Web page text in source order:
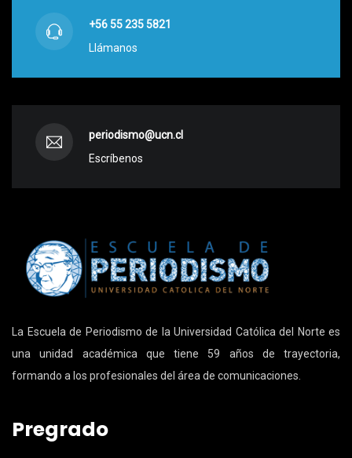
+56 55 235 5821
Llámanos
periodismo@ucn.cl
Escríbenos
La Escuela de Periodismo de la Universidad Católica del Norte es
una unidad académica que tiene 59 años de trayectoria,
formando a los profesionales del área de comunicaciones.
Pregrado